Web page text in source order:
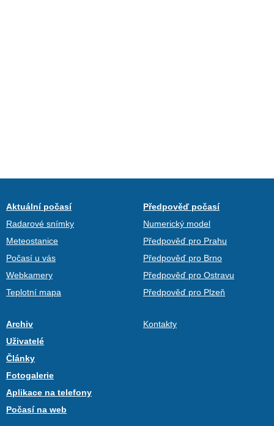
Aktuální počasí
Radarové snímky
Meteostanice
Počasí u vás
Webkamery
Teplotní mapa
Předpověď počasí
Numerický model
Předpověď pro Prahu
Předpověď pro Brno
Předpověď pro Ostravu
Předpověď pro Plzeň
Archiv
Uživatelé
Články
Fotogalerie
Aplikace na telefony
Počasí na web
Kontakty